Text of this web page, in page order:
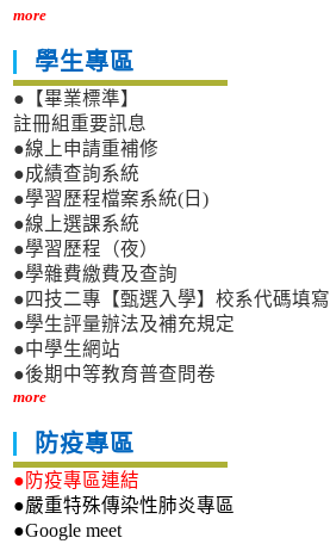
more
學生專區
●【畢業標準】
註冊組重要訊息
●線上申請重補修
●成績查詢系統
●學習歷程檔案系統(日)
●線上選課系統
●學習歷程（夜）
●學雜費繳費及查詢
●四技二專【甄選入學】校系代碼填寫
●學生評量辦法及補充規定
●中學生網站
●後期中等教育普查問卷
more
防疫專區
●防疫專區連結
●嚴重特殊傳染性肺炎專區
●Google meet